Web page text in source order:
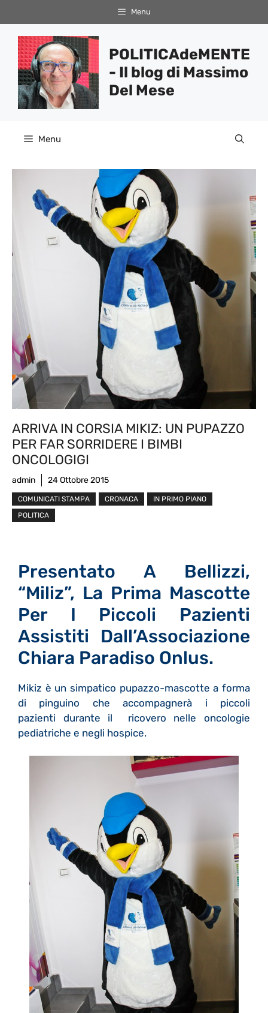
al
contenuto
Menu
POLITICAdeMENTE
- Il blog di Massimo
Del Mese
Menu
ARRIVA IN CORSIA MIKIZ: UN PUPAZZO
PER FAR SORRIDERE I BIMBI
ONCOLOGIGI
admin 24 Ottobre 2015
COMUNICATI STAMPA CRONACA
IN PRIMO PIANO
POLITICA
Presentato A Bellizzi,
“Miliz”, La Prima Mascotte
Per I Piccoli Pazienti
Assistiti Dall’Associazione
Chiara Paradiso Onlus.
Mikiz è un simpatico pupazzo-mascotte a forma
di pinguino che accompagnerà i piccoli
pazienti durante il ricovero nelle oncologie
pediatriche e negli hospice.